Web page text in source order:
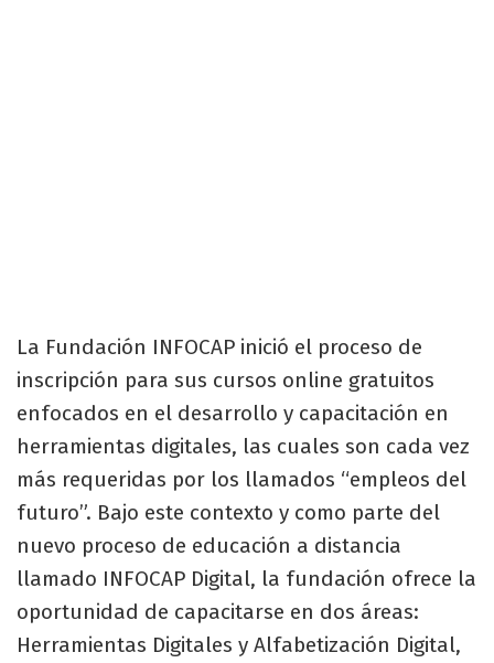
La Fundación INFOCAP inició el proceso de
inscripción para sus cursos online gratuitos
enfocados en el desarrollo y capacitación en
herramientas digitales, las cuales son cada vez
más requeridas por los llamados “empleos del
futuro”. Bajo este contexto y como parte del
nuevo proceso de educación a distancia
llamado INFOCAP Digital, la fundación ofrece la
oportunidad de capacitarse en dos áreas:
Herramientas Digitales y Alfabetización Digital,